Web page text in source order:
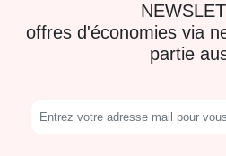
offres d'économies via
partie